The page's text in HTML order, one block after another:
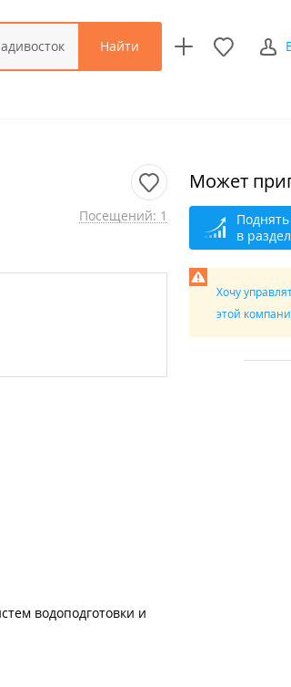
Найти
Посещений: 1
водоподготовки и
Может
в
Хочу
этой